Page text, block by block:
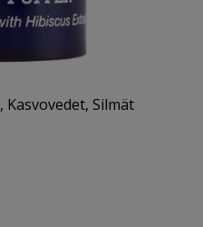
, Kasvovedet, Silmät